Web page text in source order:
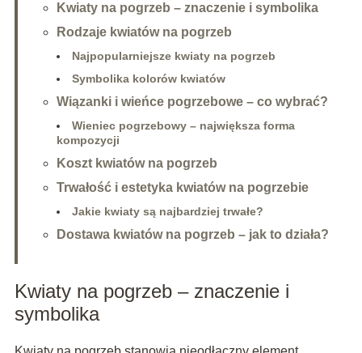
Kwiaty na pogrzeb – znaczenie i symbolika
Rodzaje kwiatów na pogrzeb
Najpopularniejsze kwiaty na pogrzeb
Symbolika kolorów kwiatów
Wiązanki i wieńce pogrzebowe – co wybrać?
Wieniec pogrzebowy – największa forma
kompozycji
Koszt kwiatów na pogrzeb
Trwałość i estetyka kwiatów na pogrzebie
Jakie kwiaty są najbardziej trwałe?
Dostawa kwiatów na pogrzeb – jak to działa?
Kwiaty na pogrzeb – znaczenie i
symbolika